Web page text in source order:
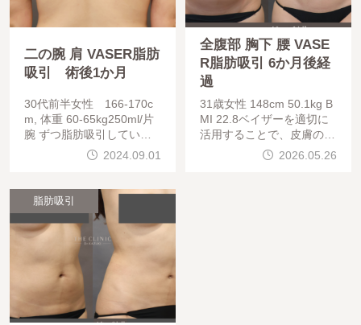
二の腕 肩 VASER脂肪
吸引 術後1か月
30代前半女性 166-170c
m, 体重 60-65kg250ml/片
腕 ずつ脂肪吸引していま
す。肩 外側の張り出しが
か月)
2024.09.01
全腹部 胸下 腰 VASE
R脂肪吸引 6か月後経
過
31歳女性 148cm 50.1kg B
MI 22.8ベイザーを適切に
活用することで、皮膚の引
き締めを図ることが出来ま
2026.05.26
脂肪吸引